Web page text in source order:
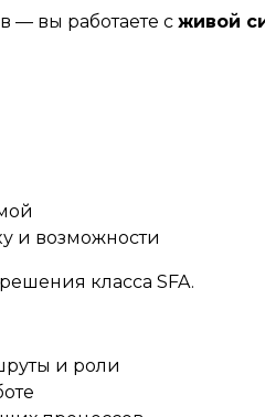
— вы работаете с живой
и возможности
класса SFA.
и роли